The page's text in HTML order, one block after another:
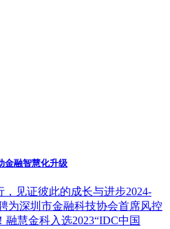
金融智慧化升级
，见证彼此的成长与进步2024-
为深圳市金融科技协会首席风控
融慧金科入选2023“IDC中国